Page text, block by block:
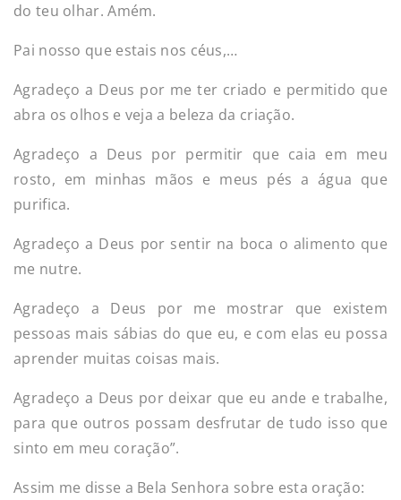
do teu olhar. Amém.
Pai nosso que estais nos céus,…
Agradeço a Deus por me ter criado e permitido que
abra os olhos e veja a beleza da criação.
Agradeço a Deus por permitir que caia em meu
rosto, em minhas mãos e meus pés a água que
purifica.
Agradeço a Deus por sentir na boca o alimento que
me nutre.
Agradeço a Deus por me mostrar que existem
pessoas mais sábias do que eu, e com elas eu possa
aprender muitas coisas mais.
Agradeço a Deus por deixar que eu ande e trabalhe,
para que outros possam desfrutar de tudo isso que
sinto em meu coração”.
Assim me disse a Bela Senhora sobre esta oração: